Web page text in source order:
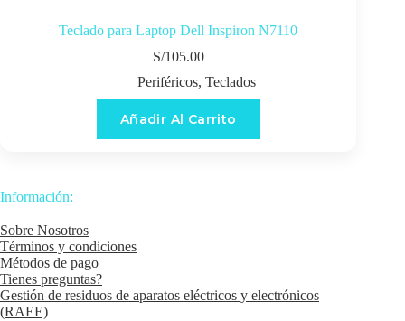
Teclado para Laptop Dell Inspiron N7110
S/105.00
Periféricos, Teclados
Añadir Al Carrito
Información:
Sobre Nosotros
Términos y condiciones
Métodos de pago
Tienes preguntas?
Gestión de residuos de aparatos eléctricos y electrónicos
(RAEE)